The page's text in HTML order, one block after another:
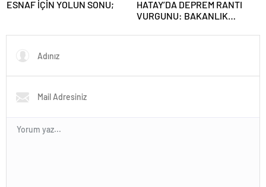
​ESNAF İÇİN YOLUN SONU;
HATAY’DA DEPREM RANTI
VURGUNU: BAKANLIK
ÇARKINA, FATURASI VALİYE